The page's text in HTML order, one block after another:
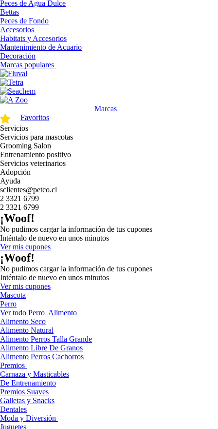
Peces de Agua Dulce
Bettas
Peces de Fondo
Accesorios
Habitats y Accesorios
Mantenimiento de Acuario
Decoración
Marcas populares
Marcas
Favoritos
Servicios
Servicios para mascotas
Grooming Salon
Entrenamiento positivo
Servicios veterinarios
Adopción
Ayuda
sclientes@petco.cl
2 3321 6799
2 3321 6799
¡Woof!
No pudimos cargar la información de tus cupones
Inténtalo de nuevo en unos minutos
Ver mis cupones
¡Woof!
No pudimos cargar la información de tus cupones
Inténtalo de nuevo en unos minutos
Ver mis cupones
Mascota
Perro
Ver todo Perro Alimento
Alimento Seco
Alimento Natural
Alimento Perros Talla Grande
Alimento Libre De Granos
Alimento Perros Cachorros
Premios
Carnaza y Masticables
De Entrenamiento
Premios Suaves
Galletas y Snacks
Dentales
Moda y Diversión
Juguetes